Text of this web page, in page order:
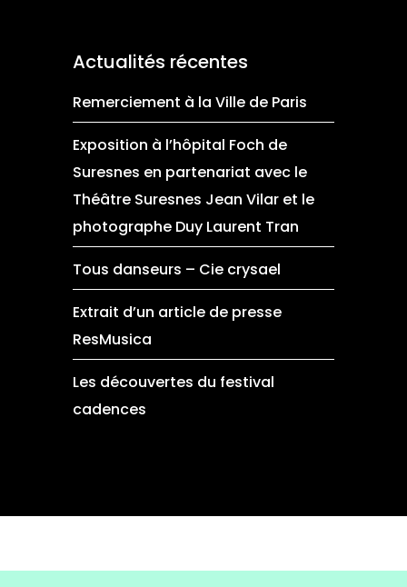
Actualités récentes
Remerciement à la Ville de Paris
Exposition à l’hôpital Foch de
Suresnes en partenariat avec le
Théâtre Suresnes Jean Vilar et le
photographe Duy Laurent Tran
Tous danseurs – Cie crysael
Extrait d’un article de presse
ResMusica
Les découvertes du festival
cadences